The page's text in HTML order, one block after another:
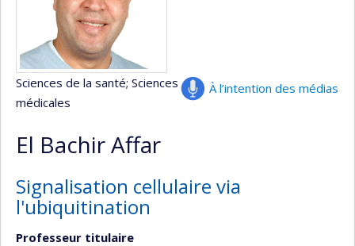
À l’intention des médias
Sciences de la santé; Sciences
médicales
El Bachir Affar
Signalisation cellulaire via
l'ubiquitination
Professeur titulaire